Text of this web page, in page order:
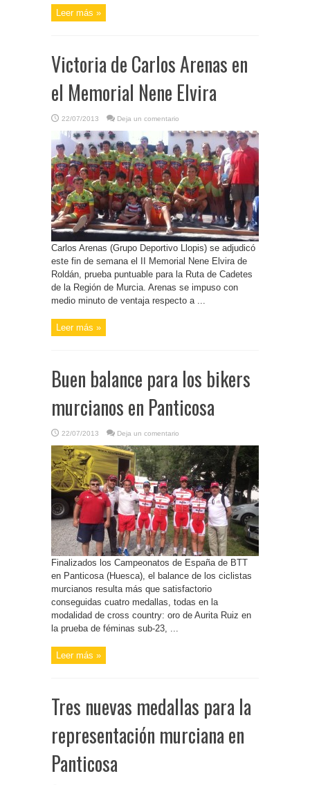
Leer más »
Victoria de Carlos Arenas en
el Memorial Nene Elvira
22/07/2013 Deja un comentario
Carlos Arenas (Grupo Deportivo Llopis) se adjudicó
este fin de semana el II Memorial Nene Elvira de
Roldán, prueba puntuable para la Ruta de Cadetes
de la Región de Murcia. Arenas se impuso con
medio minuto de ventaja respecto a ...
Leer más »
Buen balance para los bikers
murcianos en Panticosa
22/07/2013 Deja un comentario
Finalizados los Campeonatos de España de BTT
en Panticosa (Huesca), el balance de los ciclistas
murcianos resulta más que satisfactorio
conseguidas cuatro medallas, todas en la
modalidad de cross country: oro de Aurita Ruiz en
la prueba de féminas sub-23, ...
Leer más »
Tres nuevas medallas para la
representación murciana en
Panticosa